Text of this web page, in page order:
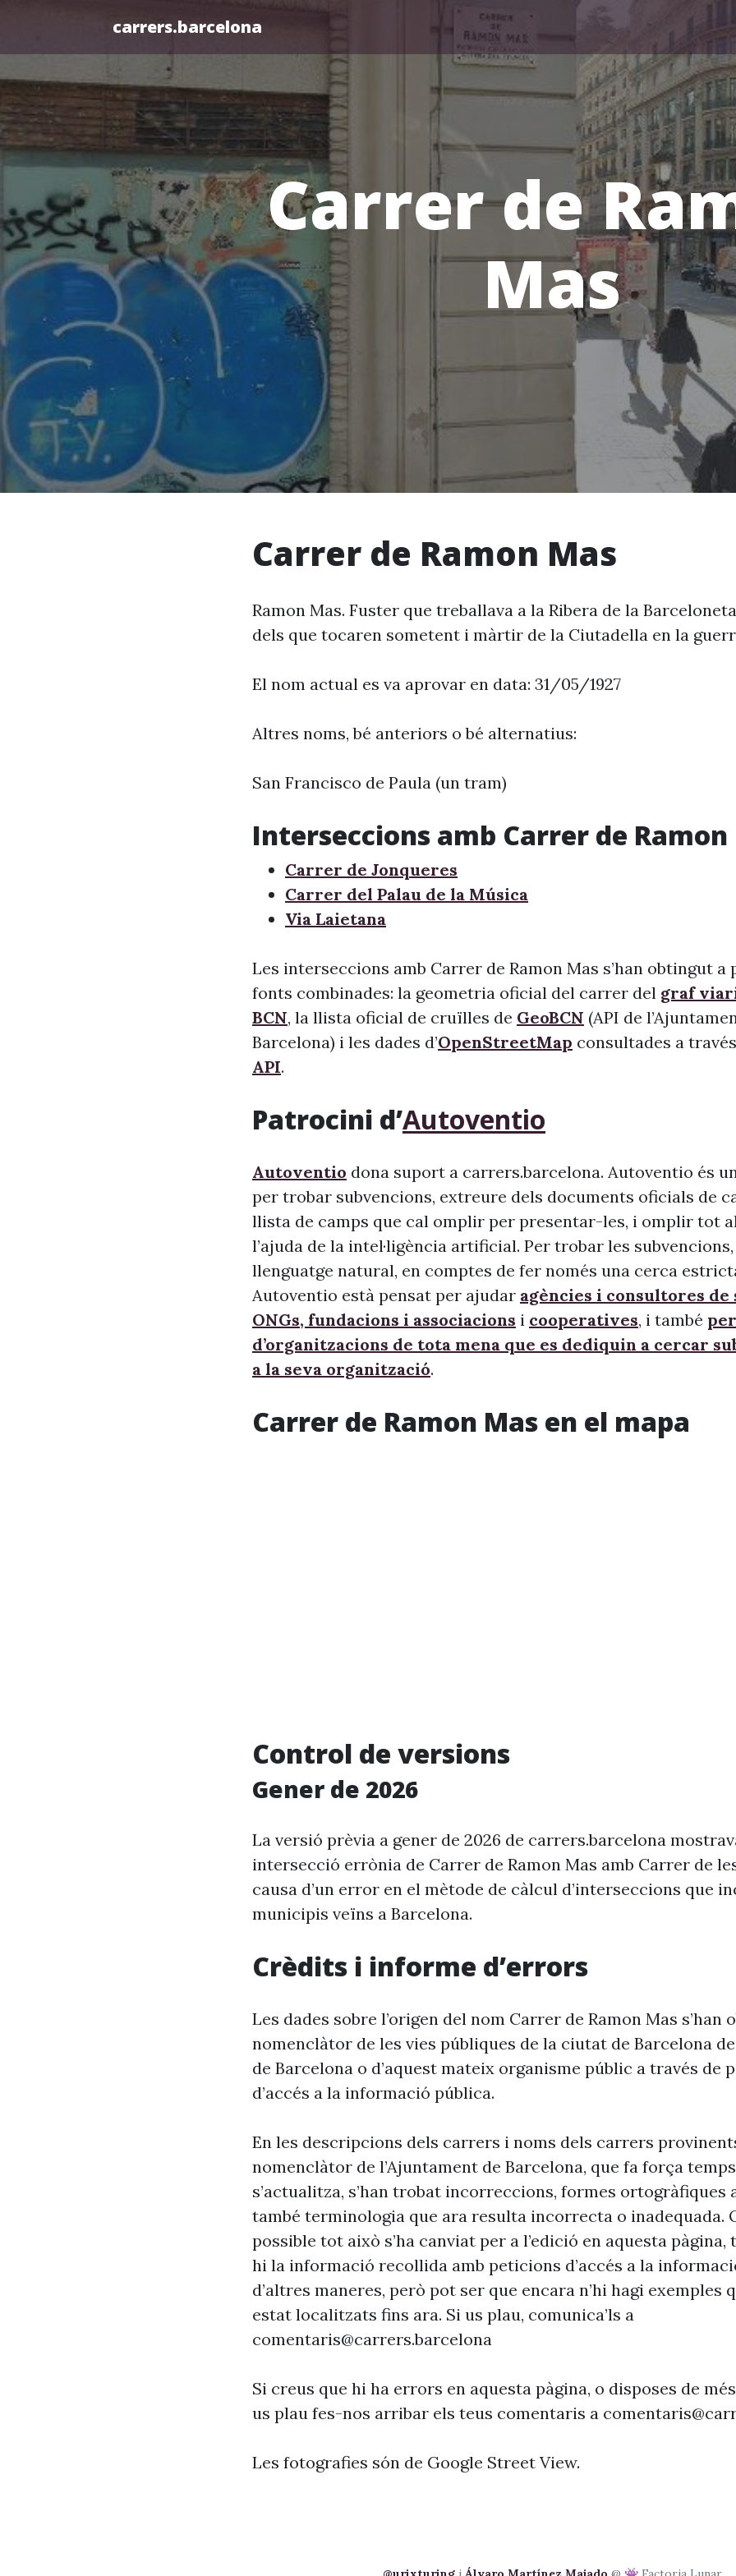
carrers.barcelona
Carrer de
Mas
Carrer de Ramon Mas
Ramon Mas. Fuster que treballava a la Ribera de la
dels que tocaren sometent i màrtir de la Ciutadella en la
El nom actual es va aprovar en data: 31/05/1927
Altres noms, bé anteriors o bé alternatius:
San Francisco de Paula (un tram)
Interseccions amb Carrer de Ramon
Carrer de Jonqueres
Carrer del Palau de la Música
Via Laietana
Les interseccions amb Carrer de Ramon Mas s’han obtingut
fonts combinades: la geometria oficial del carrer del graf viari
BCN, la llista oficial de cruïlles de GeoBCN (API de
Barcelona) i les dades d’OpenStreetMap consultades a través
API.
Patrocini d’Autoventio
Autoventio dona suport a carrers.barcelona. Autoventio és
per trobar subvencions, extreure dels documents oficials de
llista de camps que cal omplir per presentar-les, i omplir tot
l’ajuda de la intel·ligència artificial. Per trobar les
llenguatge natural, en comptes de fer només una cerca
Autoventio està pensat per ajudar agències i consultores de
ONGs, fundacions i associacions i cooperatives, i també
d’organitzacions de tota mena que es dediquin a cercar
a la seva organització.
Carrer de Ramon Mas en el mapa
Control de versions
Gener de 2026
La versió prèvia a gener de 2026 de carrers.barcelona
intersecció errònia de Carrer de Ramon Mas amb Carrer de
causa d’un error en el mètode de càlcul d’interseccions que
municipis veïns a Barcelona.
Crèdits i informe d’errors
Les dades sobre l’origen del nom Carrer de Ramon Mas s’han
nomenclàtor de les vies públiques de la ciutat de Barcelona
de Barcelona o d’aquest mateix organisme públic a través de
d’accés a la informació pública.
En les descripcions dels carrers i noms dels carrers
nomenclàtor de l’Ajuntament de Barcelona, que fa força
s’actualitza, s’han trobat incorreccions, formes ortogràfiques
també terminologia que ara resulta incorrecta o inadequada.
possible tot això s’ha canviat per a l’edició en aquesta
hi la informació recollida amb peticions d’accés a la
d’altres maneres, però pot ser que encara n’hi hagi exemples
estat localitzats fins ara. Si us plau, comunica’ls a
comentaris@carrers.barcelona
Si creus que hi ha errors en aquesta pàgina, o disposes de
us plau fes-nos arribar els teus comentaris a
Les fotografies són de Google Street View.